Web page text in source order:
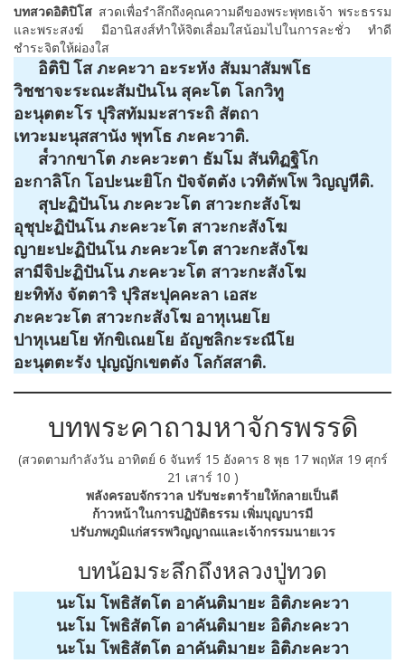
บทสวดอิติปิโส สวดเพื่อรำลึกถึงคุณความดีของพระพุทธเจ้า พระธรรม
และพระสงฆ์ มีอานิสงส์ทำให้จิตเลื่อมใสน้อมไปในการละชั่ว ทำดี
ชำระจิตให้ผ่องใส
อิติปิ โส ภะคะวา อะระหัง สัมมาสัมพโธ
วิชชาจะระณะสัมปันโน สุคะโต โลกวิทู
อะนุตตะโร ปุริสทัมมะสาระถิ สัตถา
เทวะมะนุสสานัง พุทโธ ภะคะวาติ.
ส๎วากขาโต ภะคะวะตา ธัมโม สันทิฏฐิโก
อะกาลิโก โอปะนะยิโก ปัจจัตตัง เวทิตัพโพ วิญญูหีติ.
สุปะฏิปันโน ภะคะวะโต สาวะกะสังโฆ
อุชุปะฏิปันโน ภะคะวะโต สาวะกะสังโฆ
ญายะปะฏิปันโน ภะคะวะโต สาวะกะสังโฆ
สามีจิปะฏิปันโน ภะคะวะโต สาวะกะสังโฆ
ยะทิทัง จัตตาริ ปุริสะปุคคะลา เอสะ
ภะคะวะโต สาวะกะสังโฆ อาหุเนยโย
ปาหุเนยโย ทักขิเณยโย อัญชลิกะระณีโย
อะนุตตะรัง ปุญญักเขตตัง โลกัสสาติ.
บทพระคาถามหาจักรพรรดิ
(สวดตามกำลังวัน อาทิตย์ 6 จันทร์ 15 อังคาร 8 พุธ 17 พฤหัส 19 ศุกร์
21 เสาร์ 10 )
พลังครอบจักรวาล ปรับชะตาร้ายให้กลายเป็นดี
ก้าวหน้าในการปฏิบัติธรรม เพิ่มบุญบารมี
ปรับภพภูมิแก่สรรพวิญญาณและเจ้ากรรมนายเวร
บทน้อมระลึกถึงหลวงปู่ทวด
นะโม โพธิสัตโต อาคันติมายะ อิติภะคะวา
นะโม โพธิสัตโต อาคันติมายะ อิติภะคะวา
นะโม โพธิสัตโต อาคันติมายะ อิติภะคะวา